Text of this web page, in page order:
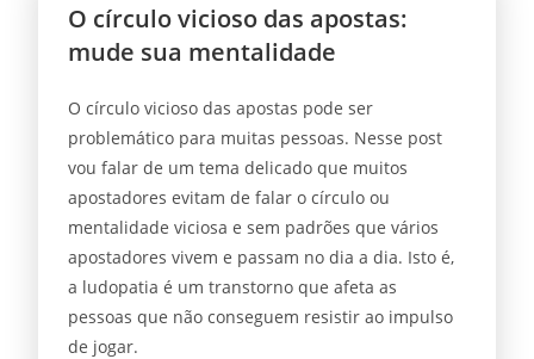
O círculo vicioso das apostas:
mude sua mentalidade
O círculo vicioso das apostas pode ser
problemático para muitas pessoas. Nesse post
vou falar de um tema delicado que muitos
apostadores evitam de falar o círculo ou
mentalidade viciosa e sem padrões que vários
apostadores vivem e passam no dia a dia. Isto é,
a ludopatia é um transtorno que afeta as
pessoas que não conseguem resistir ao impulso
de jogar.